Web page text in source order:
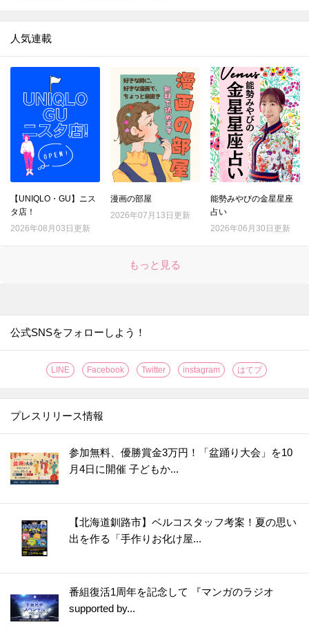
人気連載
【UNIQLO・GU】ニス
タ店！
2026年08月03日更新
漫画の部屋
2026年07月13日更新
能勢みやびの金星星座
占い
2026年06月30日更新
もっと見る
公式SNSをフォローしよう！
LINE Facebook Twitter instagram はてブ
プレスリリース情報
参加無料、優勝賞金3万円！「盆踊り大会」を10
月4日に開催 子どもか...
【北海道釧路市】ベルコスタッフ考案！夏の思い
出を作る「手作りお化け屋...
番組復活1周年を記念して 『マンガのラジオ
supported by...